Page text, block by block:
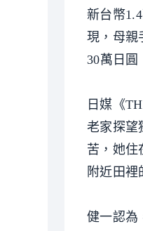
新台幣
現，母親
30萬日圓
日媒《
老家探望
苦，她住
附近田裡
健一認為